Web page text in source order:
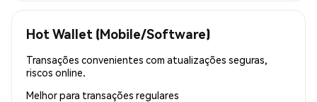
Hot Wallet (Mobile/Software)
Transações convenientes com atualizações seguras,
riscos online.
Melhor para transações regulares